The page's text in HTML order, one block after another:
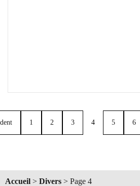
1 2 3 4 5 6
Accueil > Divers > Page 4